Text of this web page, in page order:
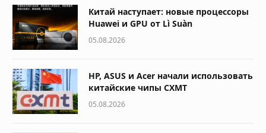
Китай наступает: новые процессоры
Huawei и GPU от Lì Suàn
05.08.2026
HP, ASUS и Acer начали использовать
китайские чипы CXMT
05.08.2026